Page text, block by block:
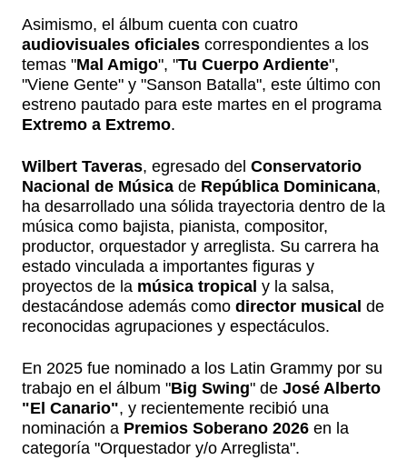
Asimismo, el álbum cuenta con cuatro
audiovisuales oficiales correspondientes a los
temas "Mal Amigo", "Tu Cuerpo Ardiente",
"Viene Gente" y "Sanson Batalla", este último con
estreno pautado para este martes en el programa
Extremo a Extremo.
Wilbert Taveras, egresado del Conservatorio
Nacional de Música de República Dominicana,
ha desarrollado una sólida trayectoria dentro de la
música como bajista, pianista, compositor,
productor, orquestador y arreglista. Su carrera ha
estado vinculada a importantes figuras y
proyectos de la música tropical y la salsa,
destacándose además como director musical de
reconocidas agrupaciones y espectáculos.
En 2025 fue nominado a los Latin Grammy por su
trabajo en el álbum "Big Swing" de José Alberto
"El Canario", y recientemente recibió una
nominación a Premios Soberano 2026 en la
categoría "Orquestador y/o Arreglista".